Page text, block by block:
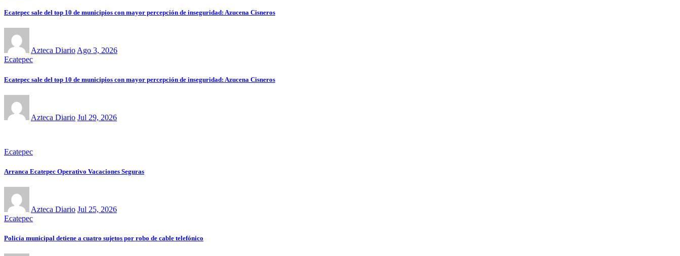
Ecatepec sale del top 10 de municipios con mayor percepción de inseguridad: Azucena Cisneros
Azteca Diario Ago 3, 2026
Ecatepec
Ecatepec sale del top 10 de municipios con mayor percepción de inseguridad: Azucena Cisneros
Azteca Diario Jul 29, 2026
Ecatepec
Arranca Ecatepec Operativo Vacaciones Seguras
Azteca Diario Jul 25, 2026
Ecatepec
Policía municipal detiene a cuatro sujetos por robo de cable telefónico